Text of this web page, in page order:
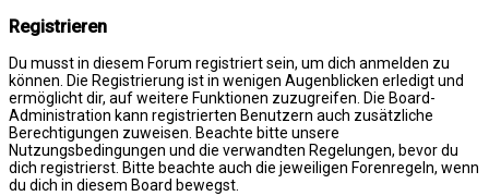
Registrieren
Du musst in diesem Forum registriert sein, um dich anmelden zu
können. Die Registrierung ist in wenigen Augenblicken erledigt und
ermöglicht dir, auf weitere Funktionen zuzugreifen. Die Board-
Administration kann registrierten Benutzern auch zusätzliche
Berechtigungen zuweisen. Beachte bitte unsere
Nutzungsbedingungen und die verwandten Regelungen, bevor du
dich registrierst. Bitte beachte auch die jeweiligen Forenregeln, wenn
du dich in diesem Board bewegst.